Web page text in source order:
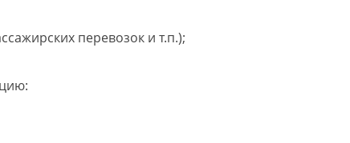
перевозок и т.п.);